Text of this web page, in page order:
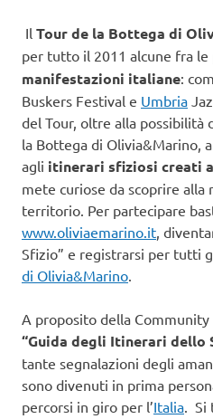
Il Tour de la Bottega di
per tutto il 2011 alcune fra le
manifestazioni italiane:
Buskers Festival e Umbria
del Tour, oltre alla possibilità
la Bottega di Olivia&Marino,
agli itinerari sfiziosi creati
mete curiose da scoprire alla
territorio. Per partecipare
www.oliviaemarino.it,
Sfizio” e registrarsi per tutti
di Olivia&Marino.
A proposito della Community
“Guida degli Itinerari dello
tante segnalazioni degli
sono divenuti in prima
percorsi in giro per l’Italia. Si